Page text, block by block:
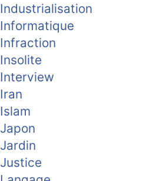
Industrialisation
Informatique
Infraction
Insolite
Interview
Iran
Islam
Japon
Jardin
Justice